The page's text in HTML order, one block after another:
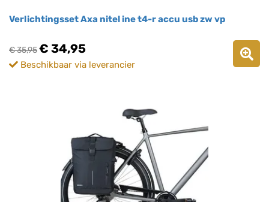
Verlichtingsset Axa nitel ine t4-r accu usb zw vp
€ 35,95€ 34,95
Beschikbaar via leverancier